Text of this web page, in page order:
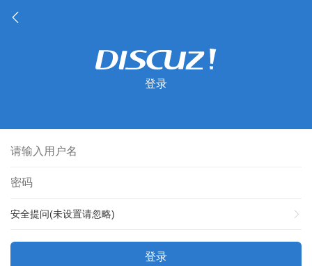
登录
安全提问(未设置请忽略)
登录